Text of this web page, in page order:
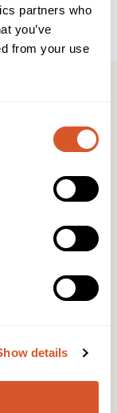
partners who
you’ve
from your use
details
gangs